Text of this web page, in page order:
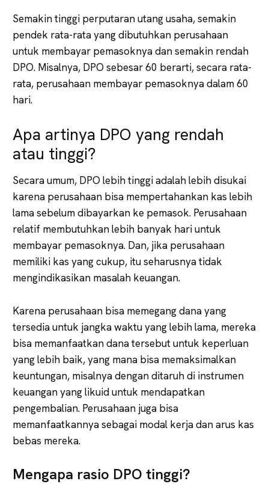
Semakin tinggi perputaran utang usaha, semakin
pendek rata-rata yang dibutuhkan perusahaan
untuk membayar pemasoknya dan semakin rendah
DPO. Misalnya, DPO sebesar 60 berarti, secara rata-
rata, perusahaan membayar pemasoknya dalam 60
hari.
Apa artinya DPO yang rendah
atau tinggi?
Secara umum, DPO lebih tinggi adalah lebih disukai
karena perusahaan bisa mempertahankan kas lebih
lama sebelum dibayarkan ke pemasok. Perusahaan
relatif membutuhkan lebih banyak hari untuk
membayar pemasoknya. Dan, jika perusahaan
memiliki kas yang cukup, itu seharusnya tidak
mengindikasikan masalah keuangan.
Karena perusahaan bisa memegang dana yang
tersedia untuk jangka waktu yang lebih lama, mereka
bisa memanfaatkan dana tersebut untuk keperluan
yang lebih baik, yang mana bisa memaksimalkan
keuntungan, misalnya dengan ditaruh di instrumen
keuangan yang likuid untuk mendapatkan
pengembalian. Perusahaan juga bisa
memanfaatkannya sebagai modal kerja dan arus kas
bebas mereka.
Mengapa rasio DPO tinggi?